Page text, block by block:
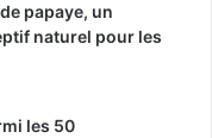
papaye, un
naturel pour les
les 50